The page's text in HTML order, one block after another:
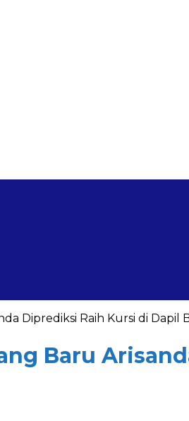
Diprediksi Raih Kursi di Dapil
Baru